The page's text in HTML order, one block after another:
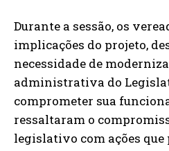
Durante a sessão, os
implicações do projeto,
necessidade de
administrativa do
comprometer sua
ressaltaram o
legislativo com ações